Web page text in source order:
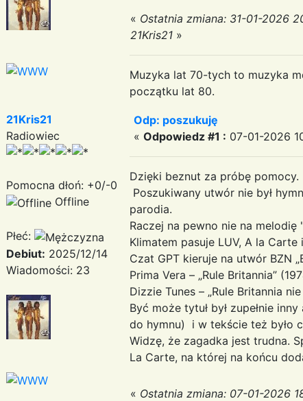
« Ostatnia zmiana: 31-01-2026
21Kris21 »
Muzyka lat 70-tych to muzyka
początku lat 80.
21Kris21
Radiowiec
Pomocna dłoń: +0/-0
Offline
Płeć:
Debiut: 2025/12/14
Wiadomości: 23
Odp: poszukuję
« Odpowiedz #1 : 07-01-2026
Dzięki beznut za próbę pomocy.
Poszukiwany utwór nie był
parodia.
Raczej na pewno nie na
Klimatem pasuje LUV, A la Carte
Czat GPT kieruje na utwór BZN
Prima Vera – „Rule Britannia”
Dizzie Tunes – „Rule Britannia
Być może tytuł był zupełnie
do hymnu) i w tekście też było
Widzę, że zagadka jest trudna.
La Carte, na której na końcu
« Ostatnia zmiana: 07-01-2026